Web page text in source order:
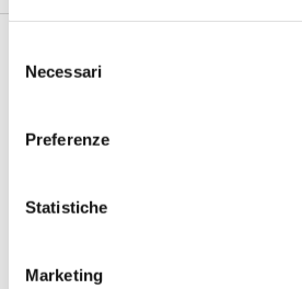
delNecessari
Preferenze
Statistiche
Marketing
Bartolucci